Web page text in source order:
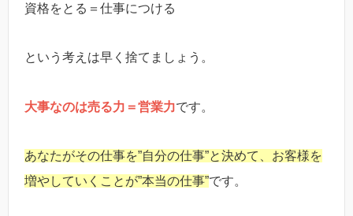
資格をとる＝仕事につける
という考えは早く捨てましょう。
大事なのは売る力＝営業力です。
あなたがその仕事を”自分の仕事”と決めて、お客様を
増やしていくことが”本当の仕事”です。